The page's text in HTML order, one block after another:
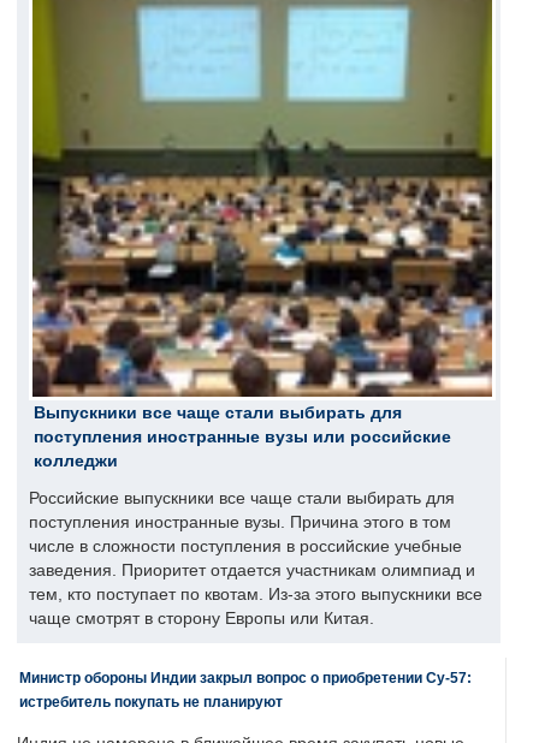
Выпускники все чаще стали выбирать для
поступления иностранные вузы или российские
колледжи
Российские выпускники все чаще стали выбирать для
поступления иностранные вузы. Причина этого в том
числе в сложности поступления в российские учебные
заведения. Приоритет отдается участникам олимпиад и
тем, кто поступает по квотам. Из-за этого выпускники все
чаще смотрят в сторону Европы или Китая.
Министр обороны Индии закрыл вопрос о приобретении Су-57:
истребитель покупать не планируют